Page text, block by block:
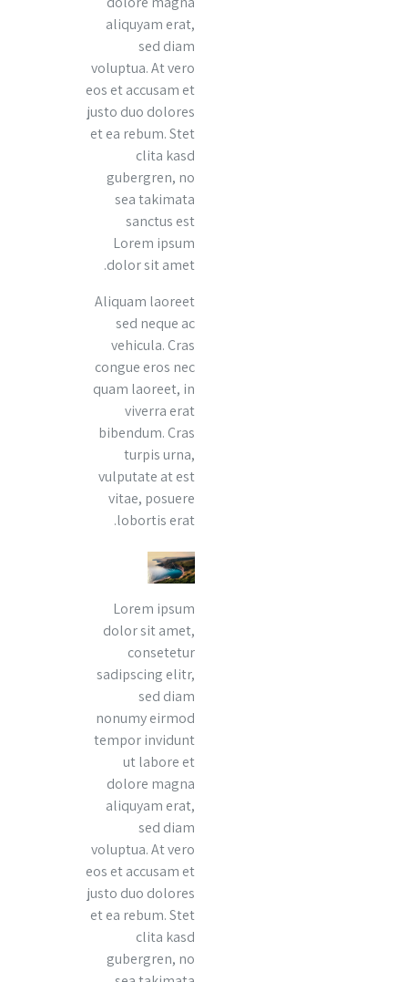
aliquyam erat,
sed diam
voluptua. At vero
eos et accusam et
justo duo dolores
et ea rebum. Stet
clita kasd
gubergren, no
sea takimata
sanctus est
Lorem ipsum
dolor sit amet.
Aliquam laoreet
sed neque ac
vehicula. Cras
congue eros nec
quam laoreet, in
viverra erat
bibendum. Cras
turpis urna,
vulputate at est
vitae, posuere
lobortis erat.
Lorem ipsum
dolor sit amet,
consetetur
sadipscing elitr,
sed diam
nonumy eirmod
tempor invidunt
ut labore et
dolore magna
aliquyam erat,
sed diam
voluptua. At vero
eos et accusam et
justo duo dolores
et ea rebum. Stet
clita kasd
gubergren, no